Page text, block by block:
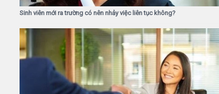
Sinh viên mới ra trường có nên nhảy việc liên tục không?